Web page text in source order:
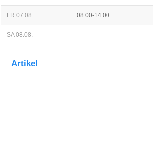
FR 07.08. 08:00-14:00
SA 08.08.
Artikel